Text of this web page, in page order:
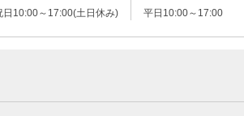
10:00～17:00(土日休み) 平日10:00～17:00